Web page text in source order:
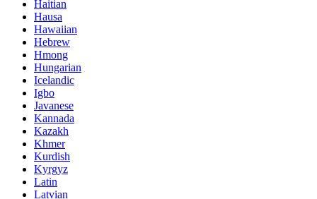
Haitian
Hausa
Hawaiian
Hebrew
Hmong
Hungarian
Icelandic
Igbo
Javanese
Kannada
Kazakh
Khmer
Kurdish
Kyrgyz
Latin
Latvian